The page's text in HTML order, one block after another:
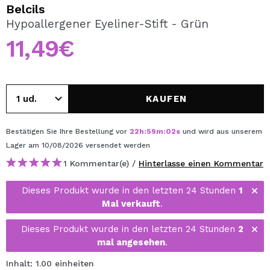
REGISTRIEREN
Durch die Erstellung eines Kontos bei Maquillalia.de
können Sie Ihre Einkäufe schnell tätigen, den Status Ihrer
Belcils
Hypoallergener Eyeliner-Stift - Grün
11,49€
KAUFEN
Bestätigen Sie Ihre Bestellung vor 22h:59m:02s und wird aus unserem
Lager am 10/08/2026 versendet werden
1 Kommentar(e) / Hinterlasse einen Kommentar
Dieses Produkt wurde in den letzten 24 Stunden 1
Mal verkauft.
Dieses Produkt wurde in den letzten 24 Stunden 2
mal angesehen.
Inhalt: 1.00 einheiten